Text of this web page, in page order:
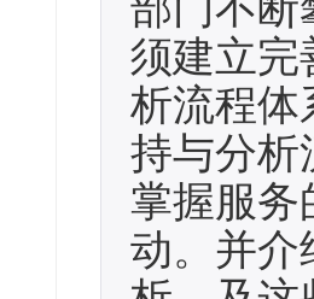
须建立完
析流程体
持与分析
掌握服务
动。并介